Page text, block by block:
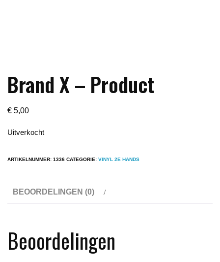
Brand X – Product
€ 5,00
Uitverkocht
ARTIKELNUMMER: 1336 CATEGORIE: VINYL 2E HANDS
BEOORDELINGEN (0)
Beoordelingen